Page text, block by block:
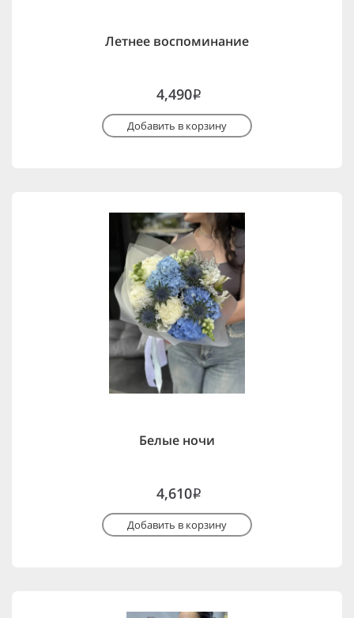
Летнее воспоминание
4,490i
Добавить в корзину
Белые ночи
4,610i
Добавить в корзину